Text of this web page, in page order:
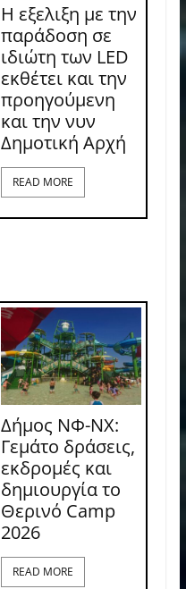
Η εξελιξη με την
παράδοση σε
ιδιώτη των LED
εκθέτει και την
προηγούμενη
και την νυν
Δημοτική Αρχή
READ MORE
Δήμος ΝΦ-ΝΧ:
Γεμάτο δράσεις,
εκδρομές και
δημιουργία το
Θερινό Camp
2026
READ MORE